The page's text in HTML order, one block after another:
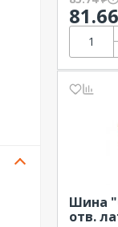
81.66
Шина
отв.